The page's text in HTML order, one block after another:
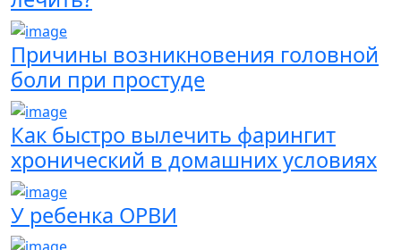
Причины возникновения головной
боли при простуде
Как быстро вылечить фарингит
хронический в домашних условиях
У ребенка ОРВИ